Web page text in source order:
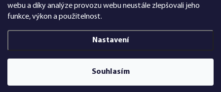
webu a díky analýze provozu webu neustále zlepšovali jeho
funkce, výkon a použitelnost.
Nastavení
Souhlasím
99 % spokojených zákazníků
Vytvořil Shoptet Premium
FEXI Rolety. Všechna práva vyhrazena.